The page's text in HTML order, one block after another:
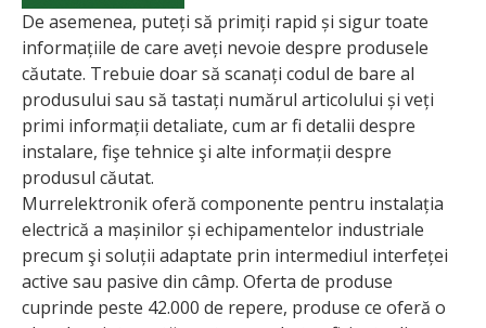
De asemenea, puteți să primiți rapid și sigur toate
informațiile de care aveți nevoie despre produsele
căutate. Trebuie doar să scanați codul de bare al
produsului sau să tastați numărul articolului și veți
primi informații deta­liate, cum ar fi detalii despre
instalare, fişe tehnice şi alte informații despre
produsul căutat.
Murrelektronik oferă componente pentru instalația
electrică a mașinilor și echipamentelor industriale
precum şi soluții adaptate prin intermediul interfeței
active sau pasive din câmp. Oferta de produse
cuprinde peste 42.000 de repere, produse ce oferă o